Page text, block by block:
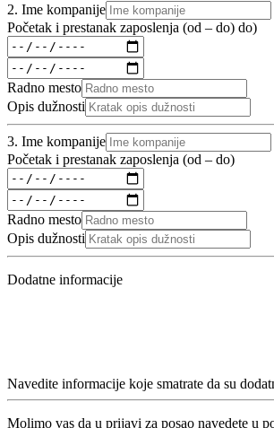
2. Ime kompanije
Početak i prestanak zaposlenja (od – do) do)
Radno mesto
Opis dužnosti
3. Ime kompanije
Početak i prestanak zaposlenja (od – do)
Radno mesto
Opis dužnosti
Dodatne informacije
Navedite informacije koje smatrate da su
Molimo vas da u prijavi za posao navedete u